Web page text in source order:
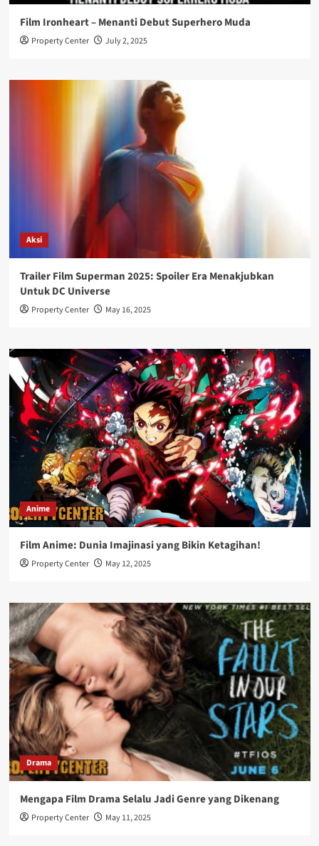
Film Ironheart – Menanti Debut Superhero Muda
Property Center July 2, 2025
Aksi
Trailer Film Superman 2025: Spoiler Era Menakjubkan
Untuk DC Universe
Property Center May 16, 2025
Anime
Film Anime: Dunia Imajinasi yang Bikin Ketagihan!
Property Center May 12, 2025
Drama
Mengapa Film Drama Selalu Jadi Genre yang Dikenang
Property Center May 11, 2025